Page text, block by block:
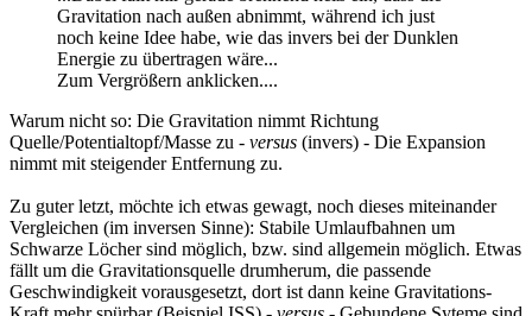
Gravitation nach außen abnimmt, während ich just
noch keine Idee habe, wie das invers bei der Dunklen
Energie zu übertragen wäre...
Zum Vergrößern anklicken....
Warum nicht so: Die Gravitation nimmt Richtung
Quelle/Potentialtopf/Masse zu - versus (invers) - Die Expansion
nimmt mit steigender Entfernung zu.
Zu guter letzt, möchte ich etwas gewagt, noch dieses miteinander
Vergleichen (im inversen Sinne): Stabile Umlaufbahnen um
Schwarze Löcher sind möglich, bzw. sind allgemein möglich. Etwas
fällt um die Gravitationsquelle drumherum, die passende
Geschwindigkeit vorausgesetzt, dort ist dann keine Gravitations-